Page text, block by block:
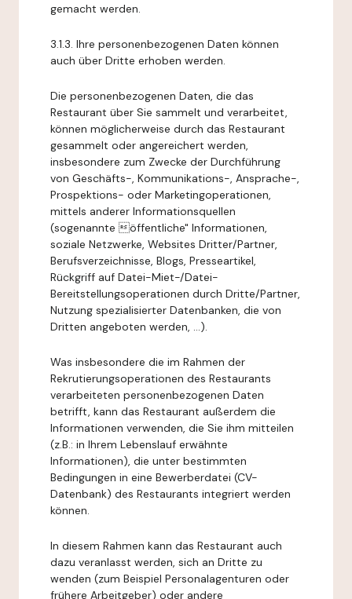
gemacht werden.
3.1.3. Ihre personenbezogenen Daten können
auch über Dritte erhoben werden.
Die personenbezogenen Daten, die das
Restaurant über Sie sammelt und verarbeitet,
können möglicherweise durch das Restaurant
gesammelt oder angereichert werden,
insbesondere zum Zwecke der Durchführung
von Geschäfts-, Kommunikations-, Ansprache-,
Prospektions- oder Marketingoperationen,
mittels anderer Informationsquellen
(sogenannte öffentliche" Informationen,
soziale Netzwerke, Websites Dritter/Partner,
Berufsverzeichnisse, Blogs, Presseartikel,
Rückgriff auf Datei-Miet-/Datei-
Bereitstellungsoperationen durch Dritte/Partner,
Nutzung spezialisierter Datenbanken, die von
Dritten angeboten werden, ...).
Was insbesondere die im Rahmen der
Rekrutierungsoperationen des Restaurants
verarbeiteten personenbezogenen Daten
betrifft, kann das Restaurant außerdem die
Informationen verwenden, die Sie ihm mitteilen
(z.B.: in Ihrem Lebenslauf erwähnte
Informationen), die unter bestimmten
Bedingungen in eine Bewerberdatei (CV-
Datenbank) des Restaurants integriert werden
können.
In diesem Rahmen kann das Restaurant auch
dazu veranlasst werden, sich an Dritte zu
wenden (zum Beispiel Personalagenturen oder
frühere Arbeitgeber) oder andere